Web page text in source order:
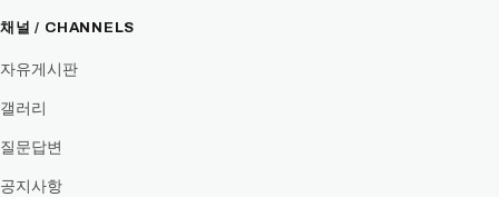
채널 / CHANNELS
자유게시판
갤러리
질문답변
공지사항